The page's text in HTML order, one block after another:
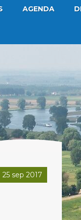
AGENDA
25 sep 2017